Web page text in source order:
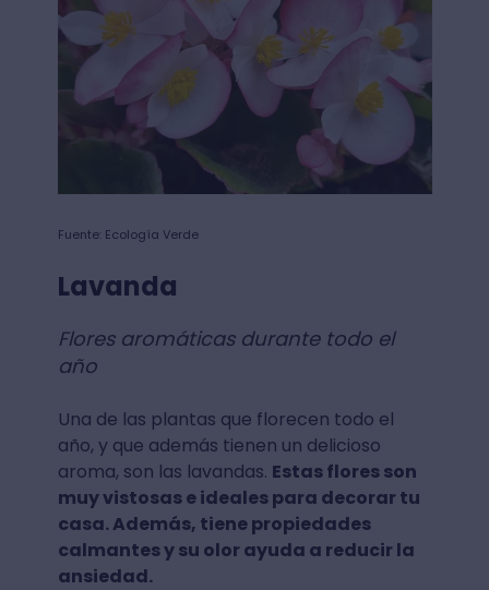
Fuente: Ecología Verde
Lavanda
Flores aromáticas durante todo el
año
Una de las plantas que florecen todo el
año, y que además tienen un delicioso
aroma, son las lavandas. Estas flores son
muy vistosas e ideales para decorar tu
casa. Además, tiene propiedades
calmantes y su olor ayuda a reducir la
ansiedad.